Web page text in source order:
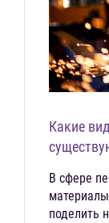
Какие
В сфере
поделить